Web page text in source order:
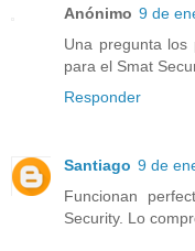
Anónimo 9 de
Una pregunta los
para el Smat
Responder
Santiago 9 de
Funcionan
Security. Lo